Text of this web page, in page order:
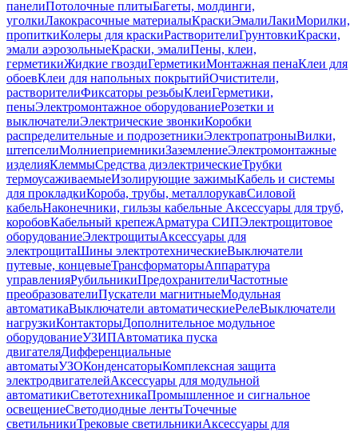
панелиПотолочные плитыБагеты, молдинги,
уголкиЛакокрасочные материалыКраскиЭмалиЛакиМорилки,
пропиткиКолеры для краскиРастворителиГрунтовкиКраски,
эмали аэрозольныеКраски, эмалиПены, клеи,
герметикиЖидкие гвоздиГерметикиМонтажная пенаКлеи для
обоевКлеи для напольных покрытийОчистители,
растворителиФиксаторы резьбыКлеиГерметики,
пеныЭлектромонтажное оборудованиеРозетки и
выключателиЭлектрические звонкиКоробки
распределительные и подрозетникиЭлектропатроныВилки,
штепселиМолниеприемникиЗаземлениеЭлектромонтажные
изделияКлеммыСредства диэлектрическиеТрубки
термоусаживаемыеИзолирующие зажимыКабель и системы
для прокладкиКороба, трубы, металлорукавСиловой
кабельНаконечники, гильзы кабельные Аксессуары для труб,
коробовКабельный крепежАрматура СИПЭлектрощитовое
оборудованиеЭлектрощитыАксессуары для
электрощитаШины электротехническиеВыключатели
путевые, концевыеТрансформаторыАппаратура
управленияРубильникиПредохранителиЧастотные
преобразователиПускатели магнитныеМодульная
автоматикаВыключатели автоматическиеРелеВыключатели
нагрузкиКонтакторыДополнительное модульное
оборудованиеУЗИПАвтоматика пуска
двигателяДифференциальные
автоматыУЗОКонденсаторыКомплексная защита
электродвигателейАксессуары для модульной
автоматикиСветотехникаПромышленное и сигнальное
освещениеСветодиодные лентыТочечные
светильникиТрековые светильникиАксессуары для